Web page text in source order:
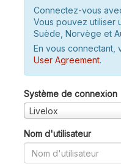
Connectez-vous
Vous pouvez utiliser
Suède, Norvège et
En vous connectant,
User Agreement.
Système de connexion
Livelox
Nom d'utilisateur